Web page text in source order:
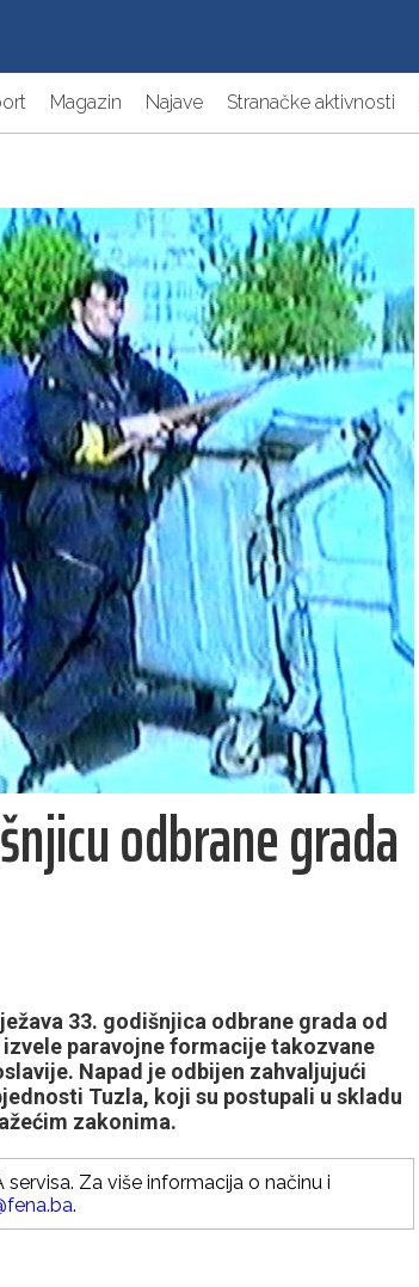
Magazin Najave Stranačke aktivnosti
odbrane grada
33. godišnjica odbrane grada od
paravojne formacije takozvane
Napad je odbijen zahvaljujući
Tuzla, koji su postupali u skladu
zakonima.
servisa. Za više informacija o načinu i
.